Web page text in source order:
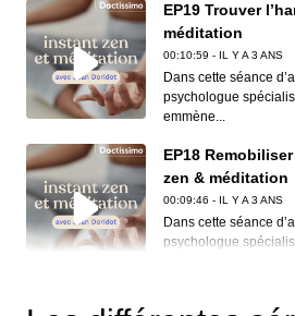
EP19 Trouver
méditation
00:10:59 - IL Y A 3 ANS
Dans cette séance
psychologue
emmène...
EP18
zen & méditation
00:09:46 - IL Y A 3 ANS
Dans cette séance
psychologue